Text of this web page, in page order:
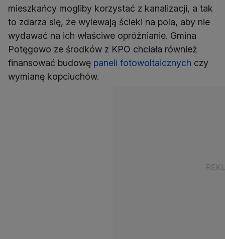
mieszkańcy mogliby korzystać z kanalizacji, a tak
to zdarza się, że wylewają ścieki na pola, aby nie
wydawać na ich właściwe opróżnianie. Gmina
Potęgowo ze środków z KPO chciała również
finansować budowę paneli fotowoltaicznych czy
wymianę kopciuchów.